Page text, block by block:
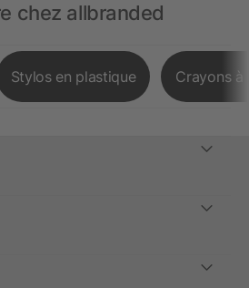
chez allbranded
Stylos en plastique Crayons à